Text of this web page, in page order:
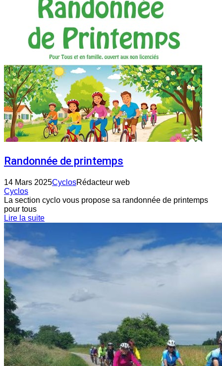
Randonnée de printemps
14 Mars 2025CyclosRédacteur web
Cyclos
La section cyclo vous propose sa randonnée de printemps
pour tous
Lire la suite